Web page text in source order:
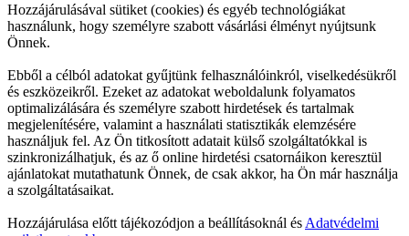
Hozzájárulásával sütiket (cookies) és egyéb technológiákat
használunk, hogy személyre szabott vásárlási élményt nyújtsunk
Önnek.
Ebből a célból adatokat gyűjtünk felhasználóinkról, viselkedésükről
és eszközeikről. Ezeket az adatokat weboldalunk folyamatos
optimalizálására és személyre szabott hirdetések és tartalmak
megjelenítésére, valamint a használati statisztikák elemzésére
használjuk fel. Az Ön titkosított adatait külső szolgáltatókkal is
szinkronizálhatjuk, és az ő online hirdetési csatornáikon keresztül
ajánlatokat mutathatunk Önnek, de csak akkor, ha Ön már használja
a szolgáltatásaikat.
Hozzájárulása előtt tájékozódjon a beállításoknál és Adatvédelmi